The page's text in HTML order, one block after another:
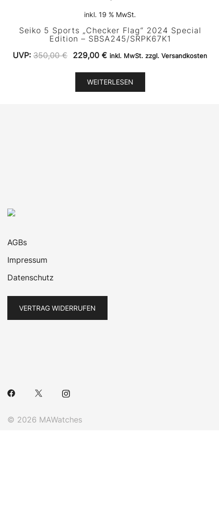
inkl. 19 % MwSt.
Seiko 5 Sports „Checker Flag“ 2024 Special
Edition – SBSA245/SRPK67K1
UVP: 350,00€ Ursprünglicher
war:
350,00 €
229,00 €Aktueller
ist:
229,00 €.
inkl. MwSt. zzgl. Versandkosten
WEITERLESEN
AGBs
Impressum
Datenschutz
VERTRAG WIDERRUFEN
© 2026 MAWatches